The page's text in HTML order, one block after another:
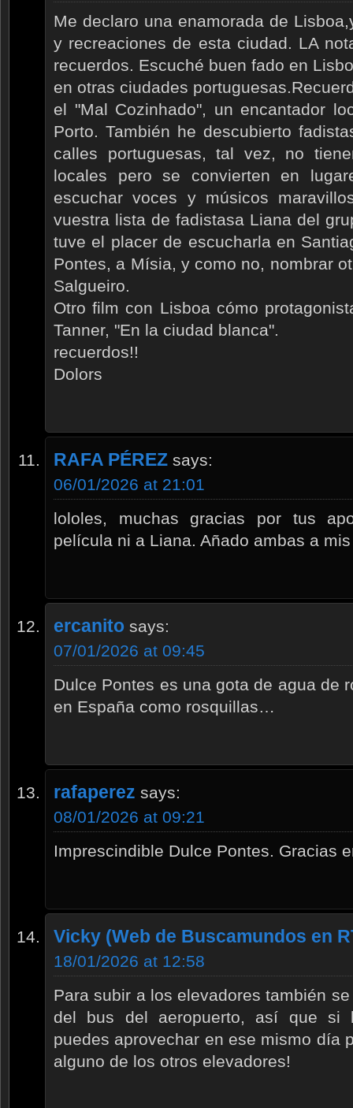
Me declaro una enamorada de
y recreaciones de esta ciudad. LA
recuerdos. Escuché buen fado en
en otras ciudades
el "Mal Cozinhado", un encantador
Porto. También he descubierto
calles portuguesas, tal vez, no
locales pero se convierten en
escuchar voces y músicos
vuestra lista de fadistasa Liana del
tuve el placer de escucharla en
Pontes, a Mísia, y como no, nombrar
Salgueiro.
Otro film con Lisboa cómo
Tanner, "En la ciudad blanca".
recuerdos!!
Dolors
RAFA PÉREZ says:
06/01/2026 at 21:01
lololes, muchas gracias por tus
película ni a Liana. Añado ambas a
ercanito says:
07/01/2026 at 09:45
Dulce Pontes es una gota de agua de
en España como rosquillas…
rafaperez says:
08/01/2026 at 09:21
Imprescindible Dulce Pontes. Gracias
Vicky (Web de Buscamundos en
18/01/2026 at 12:58
Para subir a los elevadores también
del bus del aeropuerto, así que si
puedes aprovechar en ese mismo día
alguno de los otros elevadores!